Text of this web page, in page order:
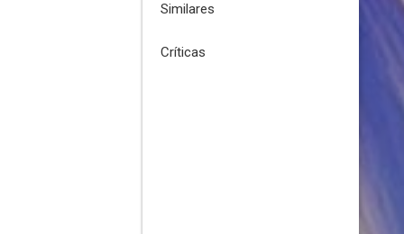
Similares
Críticas